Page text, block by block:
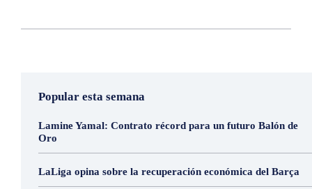
Popular esta semana
Lamine Yamal: Contrato récord para un futuro Balón de
Oro
LaLiga opina sobre la recuperación económica del Barça